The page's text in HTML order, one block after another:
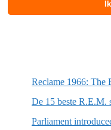
Reclame 1966: The
De 15 beste R.E.M.
Parliament